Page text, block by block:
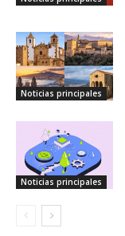
Noticias principales
Noticias principales